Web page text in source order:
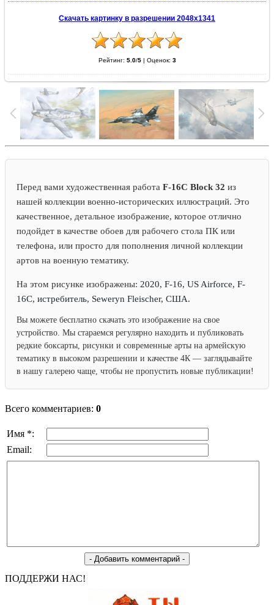
Скачать картинку в разрешении 2048x1341
Рейтинг: 5.0/5| Оценок: 3
Перед вами художественная работа F-16C Block 32 из
нашей коллекции военно-исторических иллюстраций. Это
качественное, детальное изображение, которое отлично
подойдет в качестве обоев для рабочего стола ПК или
телефона, или просто для пополнения личной коллекции
артов на военную тематику.
На этом рисунке изображены: 2020, F-16, US Airforce, F-
16C, истребитель, Seweryn Fleischer, США.
Вы можете бесплатно скачать это изображение на свое
устройство. Мы стараемся регулярно находить и публиковать
редкие боксарты, рисунки и современные арты на армейскую
тематику в высоком разрешении и качестве 4К — заглядывайте
в нашу галерею чаще, чтобы не пропустить новые публикации!
Всего комментариев: 0
Имя *:
Email:
ПОДДЕРЖИ НАС!